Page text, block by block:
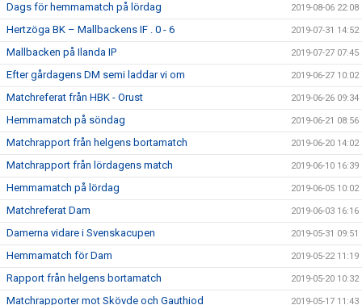
Dags för hemmamatch på lördag 2019-08-06 22:08
Hertzöga BK – Mallbackens IF . 0 - 6 2019-07-31 14:52
Mallbacken på Ilanda IP 2019-07-27 07:45
Efter gårdagens DM semi laddar vi om 2019-06-27 10:02
Matchreferat från HBK - Orust 2019-06-26 09:34
Hemmamatch på söndag 2019-06-21 08:56
Matchrapport från helgens bortamatch 2019-06-20 14:02
Matchrapport från lördagens match 2019-06-10 16:39
Hemmamatch på lördag 2019-06-05 10:02
Matchreferat Dam 2019-06-03 16:16
Damerna vidare i Svenskacupen 2019-05-31 09:51
Hemmamatch för Dam 2019-05-22 11:19
Rapport från helgens bortamatch 2019-05-20 10:32
Matchrapporter mot Skövde och Gauthiod 2019-05-17 11:43